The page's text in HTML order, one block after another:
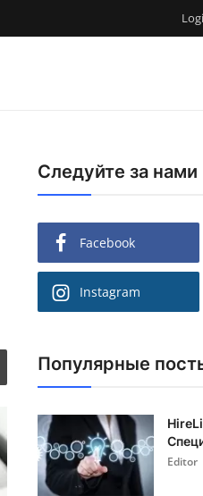
Следуйте за нами
Facebook
Instagram
Популярные
Editor